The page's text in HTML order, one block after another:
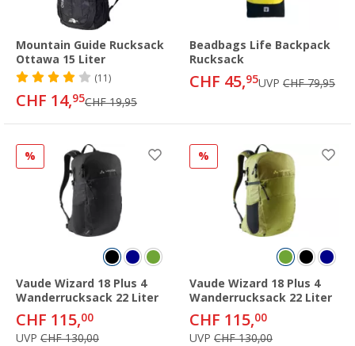
Mountain Guide Rucksack
Ottawa 15 Liter
(11)
CHF 14,95CHF 19,95
Beadbags Life Backpack
Rucksack
CHF 45,95UVP CHF 79,95
%
Vaude Wizard 18 Plus 4
Wanderrucksack 22 Liter
CHF 115,00
UVP CHF 130,00
%
Vaude Wizard 18 Plus 4
Wanderrucksack 22 Liter
CHF 115,00
UVP CHF 130,00